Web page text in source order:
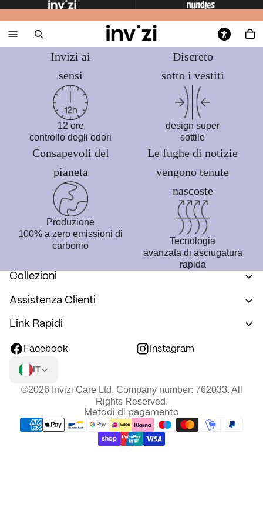
Invizi ai
sensi
12 ore
controllo degli odori
Discreto
sotto i vestiti
design super
sottile
Consapevoli del
pianeta
Produzione
100% a zero emissioni di
carbonio
Le fughe di notizie
vengono tenute
nascoste
Tecnologia
avanzata di asciugatura
rapida
Collezioni
Assistenza Clienti
Link Rapidi
Facebook Instagram
IT
©2026 Invizi Care Ltd. Company number: 762033. All
Rights Reserved.
Metodi di pagamento